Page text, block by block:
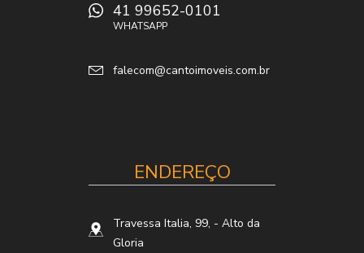
41 99652-0101
WHATSAPP
falecom@cantoimoveis.com.br
ENDEREÇO
Travessa Italia, 99, - Alto da
Gloria